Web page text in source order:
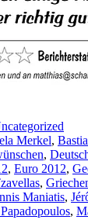
Merkel,
,
, Euro 2012,
,
Maniatis,
,